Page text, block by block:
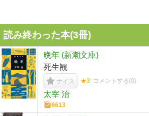
読み終わった本(3冊)
晩年 (新潮文庫)
死生観
ナイス ★3 コメントする(0)
太宰 治
6613